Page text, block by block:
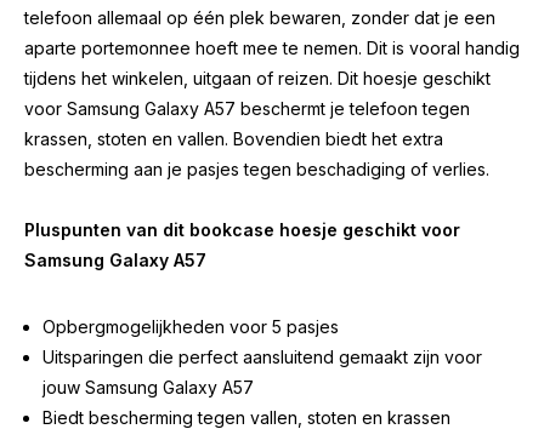
telefoon allemaal op één plek bewaren, zonder dat je een
aparte portemonnee hoeft mee te nemen. Dit is vooral handig
tijdens het winkelen, uitgaan of reizen. Dit hoesje geschikt
voor Samsung Galaxy A57 beschermt je telefoon tegen
krassen, stoten en vallen. Bovendien biedt het extra
bescherming aan je pasjes tegen beschadiging of verlies.
Pluspunten van dit bookcase hoesje geschikt voor
Samsung Galaxy A57
Opbergmogelijkheden voor 5 pasjes
Uitsparingen die perfect aansluitend gemaakt zijn voor
jouw Samsung Galaxy A57
Biedt bescherming tegen vallen, stoten en krassen